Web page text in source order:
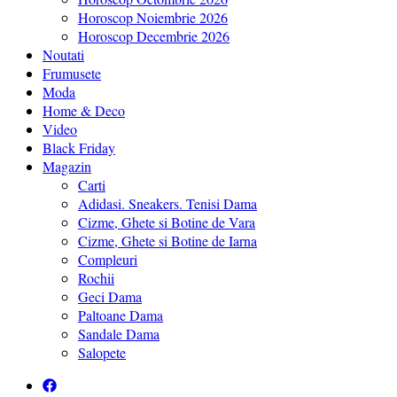
Horoscop Noiembrie 2026
Horoscop Decembrie 2026
Noutati
Frumusete
Moda
Home & Deco
Video
Black Friday
Magazin
Carti
Adidasi. Sneakers. Tenisi Dama
Cizme, Ghete si Botine de Vara
Cizme, Ghete si Botine de Iarna
Compleuri
Rochii
Geci Dama
Paltoane Dama
Sandale Dama
Salopete